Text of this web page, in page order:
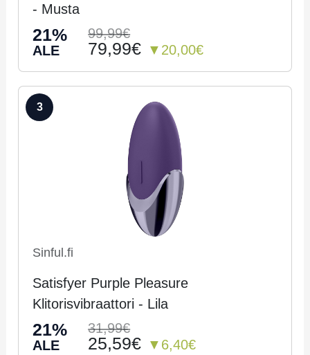
- Musta
21%
ALE
99,99€
79,99€ ▼20,00€
3
Sinful.fi
Satisfyer Purple Pleasure
Klitorisvibraattori - Lila
21%
ALE
31,99€
25,59€ ▼6,40€